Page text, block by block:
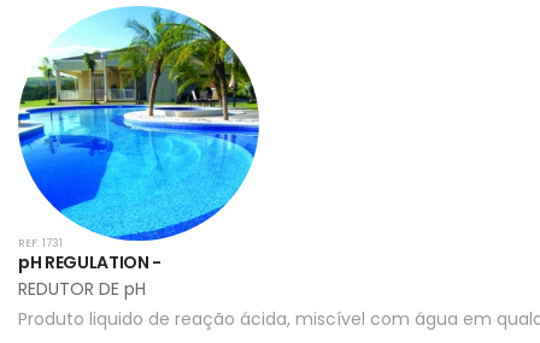
REF: 1731
pH REGULATION -
REDUTOR DE pH
Produto liquido de reação ácida, miscível com água em